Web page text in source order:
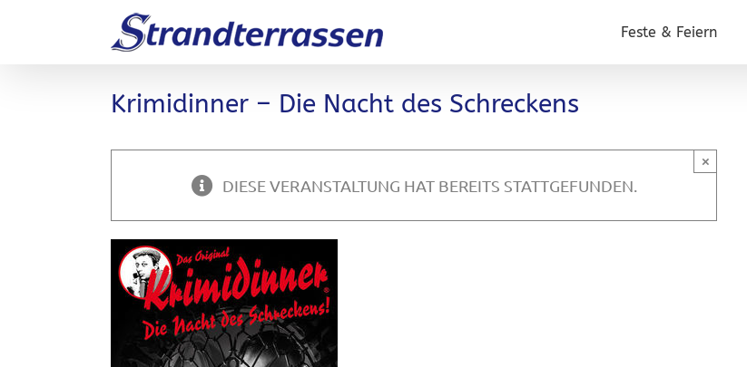
Feste & Feiern
Krimidinner – Die Nacht des Schreckens
DIESE VERANSTALTUNG HAT BEREITS STATTGEFUNDEN.
×